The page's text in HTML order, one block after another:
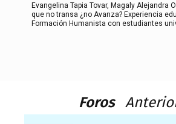
Evangelina Tapia Tovar, Magaly Alejandra
que no transa ¿no Avanza? Experiencia
Formación Humanista con estudiantes
Foros